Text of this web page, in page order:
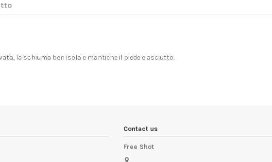
la schiuma ben isola e mantiene il piede e asciutto.
Contact us
Free Shot